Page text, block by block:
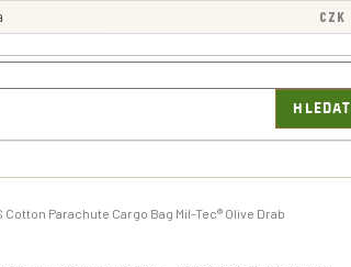
CZK
HLEDAT
Cotton Parachute Cargo Bag Mil-Tec® Olive Drab